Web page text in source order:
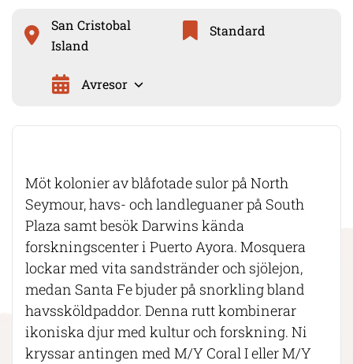
San Cristobal
Island
Standard
Avresor
Möt kolonier av blåfotade sulor på North
Seymour, havs- och landleguaner på South
Plaza samt besök Darwins kända
forskningscenter i Puerto Ayora. Mosquera
lockar med vita sandstränder och sjölejon,
medan Santa Fe bjuder på snorkling bland
havssköldpaddor. Denna rutt kombinerar
ikoniska djur med kultur och forskning. Ni
kryssar antingen med M/Y Coral I eller M/Y